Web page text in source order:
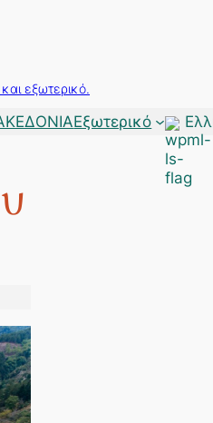
εξωτερικό.
Εξωτερικό